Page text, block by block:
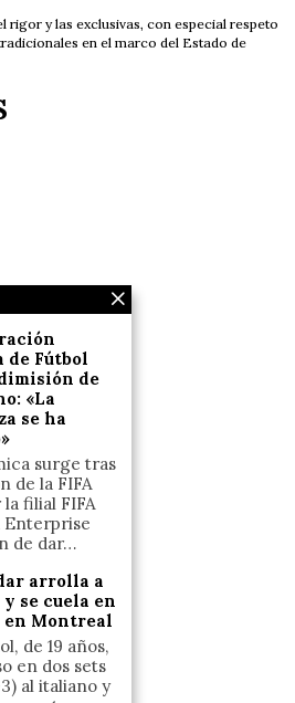
rigor y las exclusivas, con especial respeto
en el marco del Estado de
de Fútbol
de
«La
se ha
surge tras
de la FIFA
filial FIFA
Enterprise
de dar…
arrolla a
se cuela en
en Montreal
de 19 años,
en dos sets
al italiano y